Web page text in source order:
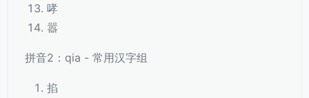
哮
嚣
拼音2：qia - 常用汉字组
掐